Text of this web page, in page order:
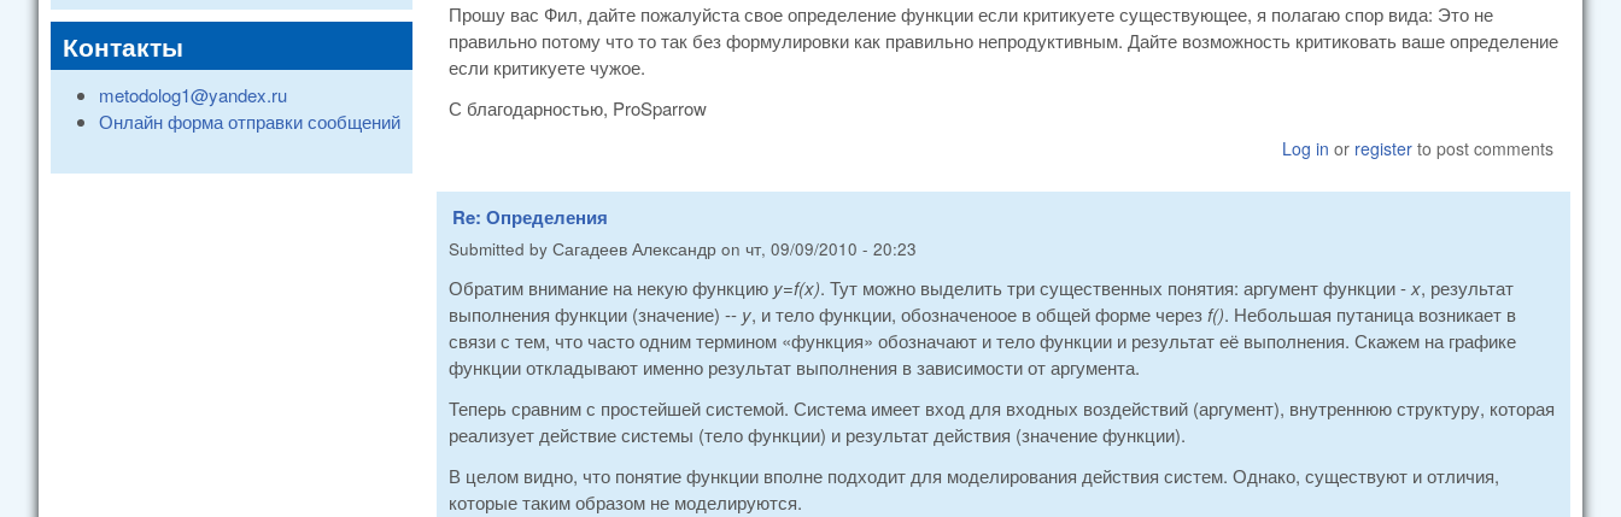
Прошу вас Фил, дайте пожалуйста свое определение функции если критикуете существующее, я полагаю спор вида: Это не
правильно потому что то так без формулировки как правильно непродуктивным. Дайте возможность критиковать ваше определение
если критикуете чужое.
С благодарностью, ProSparrow
Log in or register to post comments
Re: Определения
Submitted by Сагадеев Александр on чт, 09/09/2010 - 20:23
Обратим внимание на некую функцию y=f(x). Тут можно выделить три существенных понятия: аргумент функции -x, результат
выполнения функции (значение) -- y, и тело функции, обозначеноое в общей форме через f(). Небольшая путаница возникает в
связи с тем, что часто одним термином «функция» обозначают и тело функции и результат её выполнения. Скажем на графике
функции откладывают именно результат выполнения в зависимости от аргумента.
Теперь сравним с простейшей системой. Система имеет вход для входных воздействий (аргумент), внутреннюю структуру, которая
реализует действие системы (тело функции) и результат действия (значение функции).
В целом видно, что понятие функции вполне подходит для моделирования действия систем. Однако, существуют и отличия,
которые таким образом не моделируются.
Контакты
metodolog1@yandex.ru
Онлайн форма отправки сообщений